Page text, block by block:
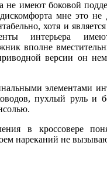
не имеют боковой
мне это не
хотя и
интерьера
вполне
версии он
элементами
пухлый руль и
в кроссовере
нареканий не